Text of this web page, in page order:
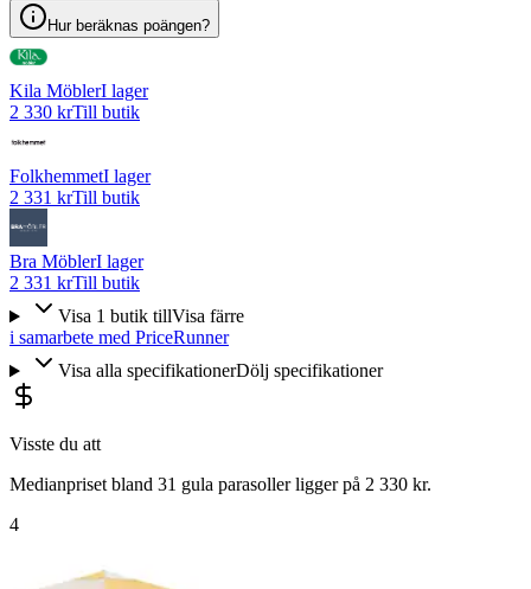
Hur beräknas poängen?
Kila MöblerI lager
2 330 krTill butik
FolkhemmetI lager
2 331 krTill butik
Bra MöblerI lager
2 331 krTill butik
Visa 1 butik tillVisa färre
i samarbete med PriceRunner
Visa alla specifikationerDölj specifikationer
Visste du att
Medianpriset bland 31 gula parasoller ligger på 2 330 kr.
4